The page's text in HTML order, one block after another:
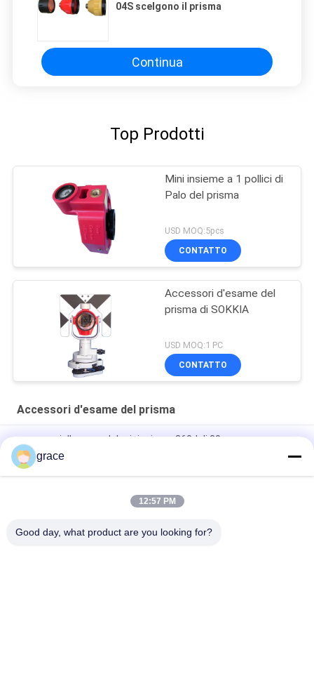
04S scelgono il prisma
Continua
Top Prodotti
Mini insieme a 1 pollici di
Palo del prisma
USD MOQ:5pcs
CONTATTO
Accessori d'esame del
prisma di SOKKIA
USD MOQ:1 PC
CONTATTO
Accessori d'esame del prisma
accessori d'esame del mini prisma 360d di 30mm
Strumento di rilevamento topografico del prisma della
costruzione di strade 64mm
Multi accessori d'esame di riflessione del prisma delle carte
grace
12:57 PM
Good day, what product are you looking for?